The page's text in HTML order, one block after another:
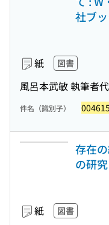
社ブ
紙 図書
風呂本武敏 執筆者
件名（識別子）
存在
の研究
紙 図書